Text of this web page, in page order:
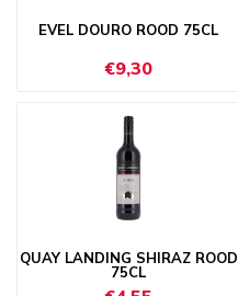
EVEL DOURO ROOD 75CL
€9,30
QUAY LANDING SHIRAZ ROOD
75CL